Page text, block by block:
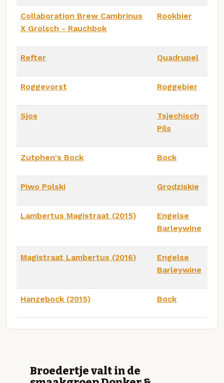
Collaboration Brew Cambrinus
X Grolsch - Rauchbok
Rookbier
Refter Quadrupel
Roggevorst Roggebier
Sjos
Tsjechisch
Pils
Zutphen's Bock Bock
Piwo Polski Grodziskie
Lambertus Magistraat (2015)
Engelse
Barleywine
Magistraat Lambertus (2016)
Engelse
Barleywine
Hanzebock (2015) Bock
Broedertje valt in de